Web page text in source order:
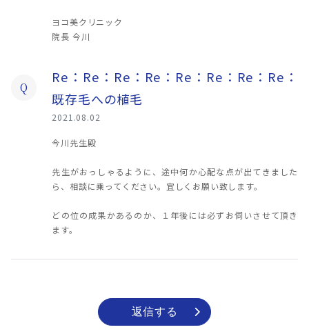
ヨコ美クリニック
院長 今川
Q
Re：Re：Re：Re：Re：Re：Re：Re：
既存毛への植毛
2021.08.02
今川先生殿
先生がおっしゃるように、途中何か心配な点が出てきました
ら、相談に乗ってください。宜しくお願い致します。
どの位の成果かあるのか、１年後には必ずお伺いさせて頂き
ます。
返信する